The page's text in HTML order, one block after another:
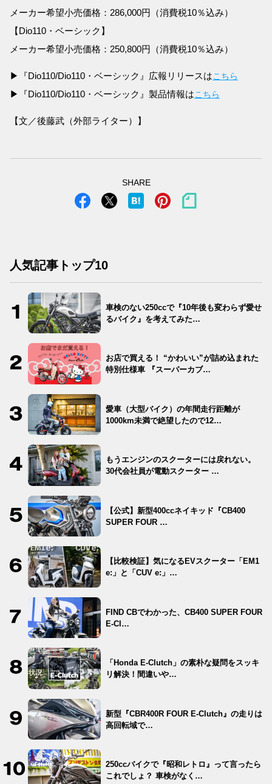
メーカー希望小売価格：286,000円（消費税10％込み）
【Dio110・ベーシック】
メーカー希望小売価格：250,800円（消費税10％込み）
▶『Dio110/Dio110・ベーシック』広報リリースはこちら
▶『Dio110/Dio110・ベーシック』製品情報はこちら
【文／後藤武（外部ライター）】
SHARE
人気記事トップ10
車検のない250ccで『10年後も変わらず愛せ
るバイク』を考えてみた…
お店で買える！ “かわいい”が詰め込まれた
特別仕様車 『スーパーカブ…
愛車（大型バイク）の年間走行距離が
1000km未満で絶望したので12…
もうエンジンのスクーターには戻れない。
30代会社員が電動スクーター …
【公式】新型400ccネイキッド『CB400
SUPER FOUR …
【比較検証】気になるEVスクーター「EM1
e:」と「CUV e:」…
FIND CBでわかった、CB400 SUPER FOUR
E-Cl…
「Honda E-Clutch」の素朴な疑問をスッキ
リ解決！間違いや…
新型『CBR400R FOUR E-Clutch』の走りは
高回転域で…
250ccバイクで『昭和レトロ』って言ったら
これでしょ？ 車検がなく…